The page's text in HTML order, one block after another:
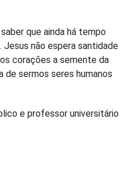
que ainda há tempo
não espera santidade
corações a semente da
de sermos seres humanos
e professor universitário